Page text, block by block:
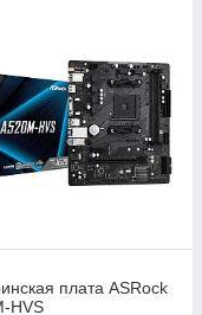
плата ASRock
HVS